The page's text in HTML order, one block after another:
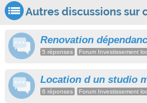
Autres discussions sur
Renovation
5 réponses Forum Investissement
Location d un studio
6 réponses Forum Investissement